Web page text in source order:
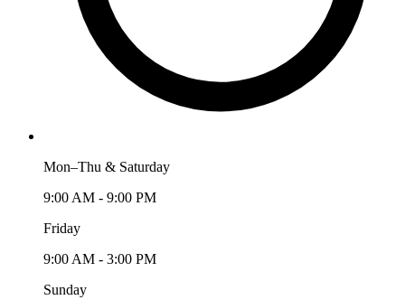
Mon–Thu & Saturday
9:00 AM - 9:00 PM
Friday
9:00 AM - 3:00 PM
Sunday